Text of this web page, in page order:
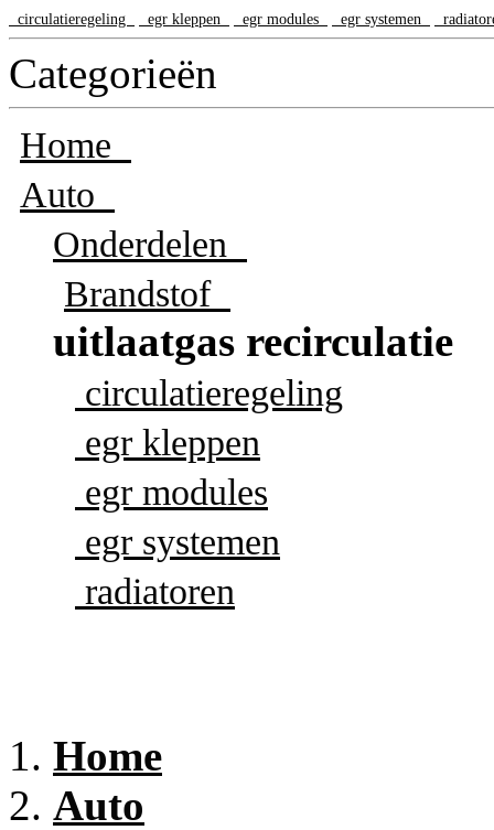
circulatieregeling egr kleppen egr modules egr systemen
Categorieën
Home
Auto
Onderdelen
Brandstof
uitlaatgas recirculatie
circulatieregeling
egr kleppen
egr modules
egr systemen
radiatoren
Home
Auto